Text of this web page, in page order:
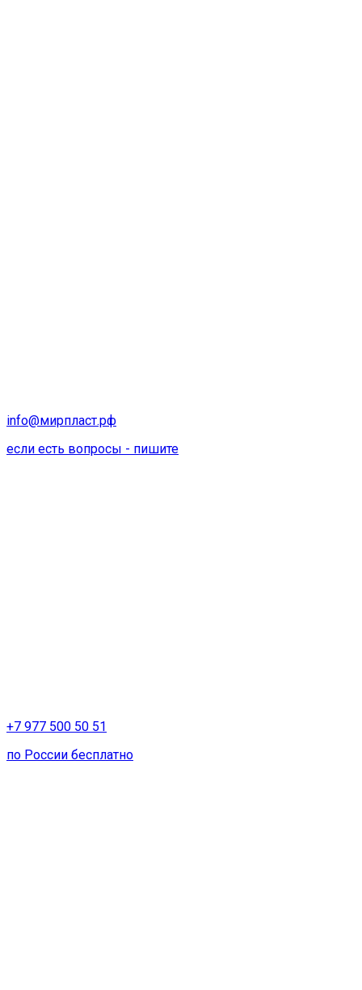
info@мирпласт.рф
если есть вопросы - пишите
+7 977 500 50 51
по России бесплатно